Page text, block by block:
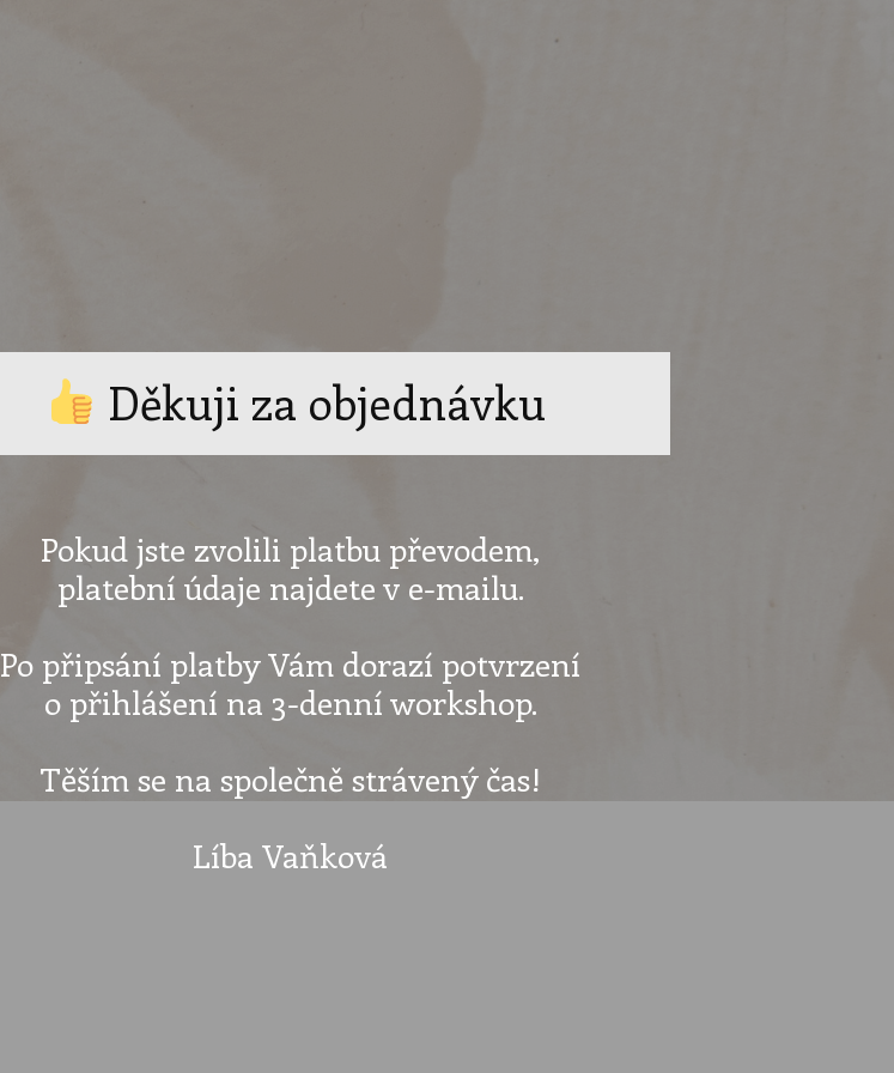
Děkuji za objednávku
Pokud jste zvolili platbu převodem,
platební údaje najdete v e-mailu.
Po připsání platby Vám dorazí potvrzení
o přihlášení na 3-denní workshop.
Těším se na společně strávený čas!
Líba Vaňková